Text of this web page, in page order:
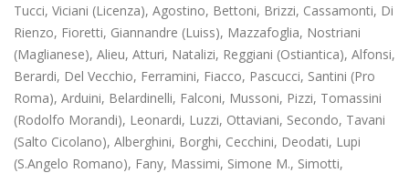
Tucci, Viciani (Licenza), Agostino, Bettoni, Brizzi, Cassamonti, Di
Rienzo, Fioretti, Giannandre (Luiss), Mazzafoglia, Nostriani
(Maglianese), Alieu, Atturi, Natalizi, Reggiani (Ostiantica), Alfonsi,
Berardi, Del Vecchio, Ferramini, Fiacco, Pascucci, Santini (Pro
Roma), Arduini, Belardinelli, Falconi, Mussoni, Pizzi, Tomassini
(Rodolfo Morandi), Leonardi, Luzzi, Ottaviani, Secondo, Tavani
(Salto Cicolano), Alberghini, Borghi, Cecchini, Deodati, Lupi
(S.Angelo Romano), Fany, Massimi, Simone M., Simotti,